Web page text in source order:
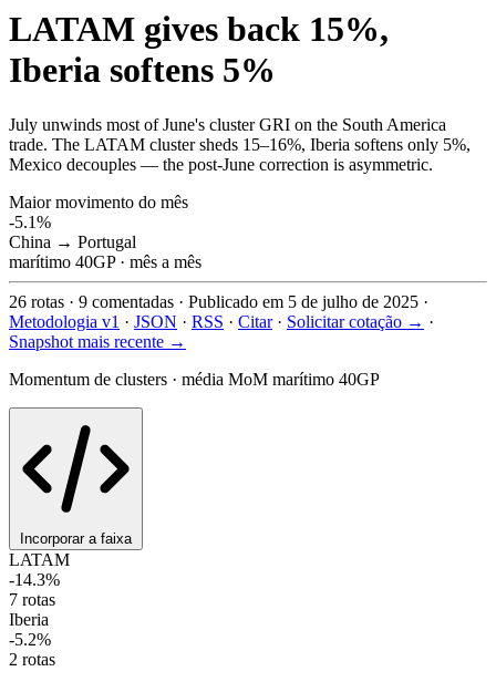
LATAM gives back 15%,
Iberia softens 5%
July unwinds most of June's cluster GRI on the South America
trade. The LATAM cluster sheds 15–16%, Iberia softens only 5%,
Mexico decouples — the post-June correction is asymmetric.
Maior movimento do mês
-5.1%
China → Portugal
marítimo 40GP · mês a mês
26 rotas · 9 comentadas · Publicado em 5 de julho de 2025 ·
Metodologia v1 · JSON · RSS · Citar · Solicitar cotação → ·
Snapshot mais recente →
Momentum de clusters · média MoM marítimo 40GP
Incorporar a faixa
LATAM
-14.3%
7 rotas
Iberia
-5.2%
2 rotas